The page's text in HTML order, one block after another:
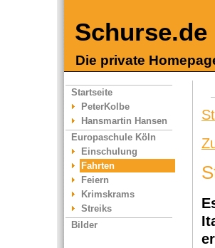
Schurse.de
Die private
Startseite
PeterKolbe
Hansmartin Hansen
Europaschule Köln
Einschulung
Fahrten
Feiern
Krimskrams
Streiks
Bilder